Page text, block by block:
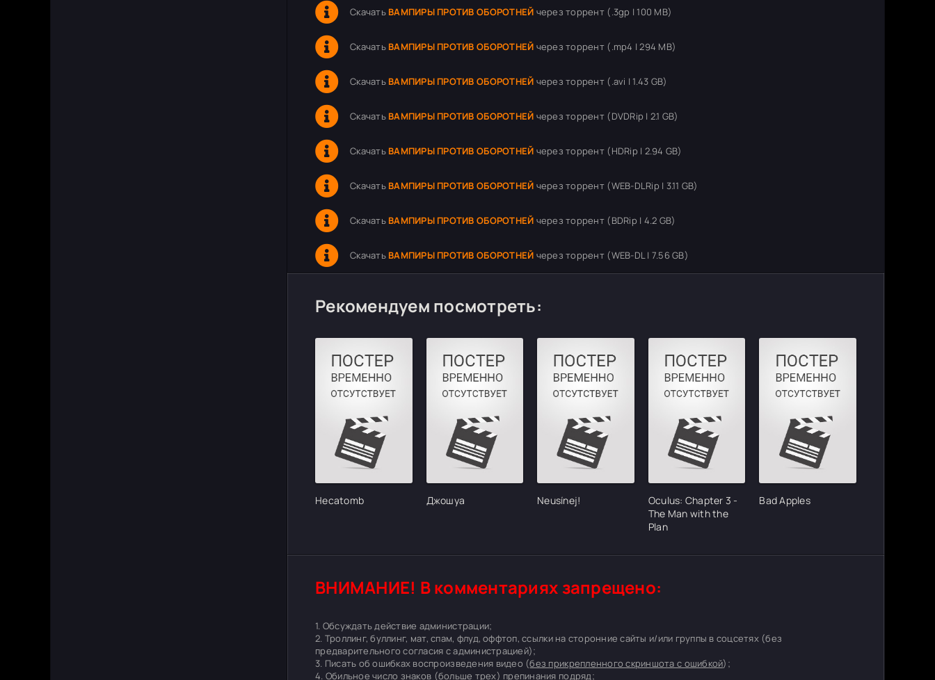
Скачать ВАМПИРЫ ПРОТИВ ОБОРОТНЕЙ через торрент (.3gp | 100 MB)
Скачать ВАМПИРЫ ПРОТИВ ОБОРОТНЕЙ через торрент (.mp4 | 294 MB)
Скачать ВАМПИРЫ ПРОТИВ ОБОРОТНЕЙ через торрент (.avi | 1.43 GB)
Скачать ВАМПИРЫ ПРОТИВ ОБОРОТНЕЙ через торрент (DVDRip | 2.1 GB)
Скачать ВАМПИРЫ ПРОТИВ ОБОРОТНЕЙ через торрент (HDRip | 2.94 GB)
Скачать ВАМПИРЫ ПРОТИВ ОБОРОТНЕЙ через торрент (WEB-DLRip | 3.11 GB)
Скачать ВАМПИРЫ ПРОТИВ ОБОРОТНЕЙ через торрент (BDRip | 4.2 GB)
Скачать ВАМПИРЫ ПРОТИВ ОБОРОТНЕЙ через торрент (WEB-DL | 7.56 GB)
Рекомендуем посмотреть:
Hecatomb Джошуа Neusínej!
Oculus: Chapter 3 -
The Man with the
Plan
Bad Apples
ВНИМАНИЕ! В комментариях запрещено:
1. Обсуждать действие администрации;
2. Троллинг, буллинг, мат, спам, флуд, оффтоп, ссылки на сторонние сайты и/или группы в соцсетях (без
предварительного согласия с администрацией);
3. Писать об ошибках воспроизведения видео (без прикрепленного скриншота с ошибкой);
4. Обильное число знаков (больше трех) препинания подряд;